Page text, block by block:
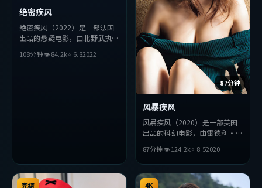
绝密疾风
绝密疾风（2022）是一部法国
出品的悬疑电影，由北野武执
·查拉梅等主演。影片在叙事
108分钟👁84.2k⭐ 6.82022
87分钟
风暴疾风
风暴疾风（2020）是一部英国
出品的科幻电影，由雷德利·
宏、堺雅人等主演。影片在叙事
与视听上力求突破，探讨人性与
抉择，节奏张弛有度，适合喜欢
该类型的观众完整观看。
87分钟👁124.2k⭐ 8.52020
完结 4K